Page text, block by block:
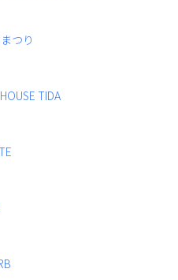
つり
TIDA